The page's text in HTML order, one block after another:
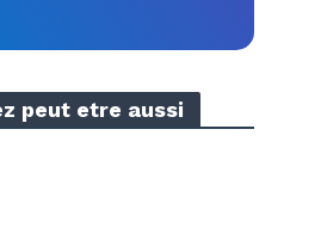
peut etre aussi